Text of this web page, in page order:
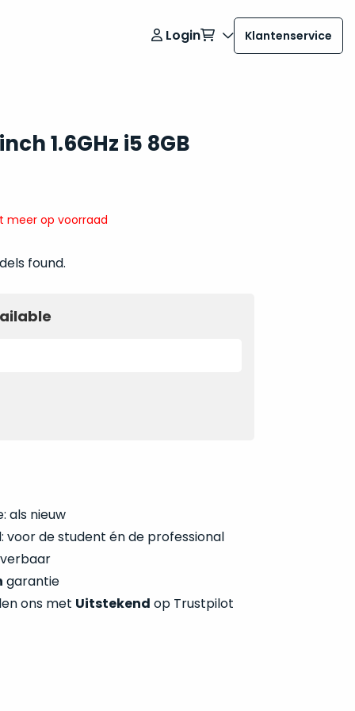
Login Klantenservice
1.6GHz i5 8GB
meer op voorraad
found.
als nieuw
voor de student én de professional
garantie
ons met Uitstekend op Trustpilot